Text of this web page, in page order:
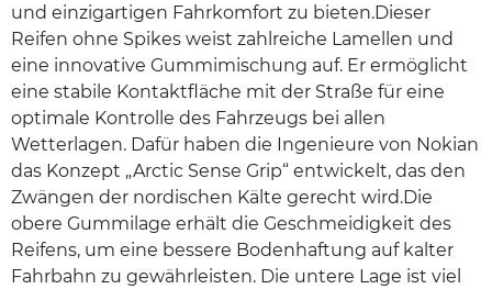
und einzigartigen Fahrkomfort zu bieten.Dieser
Reifen ohne Spikes weist zahlreiche Lamellen und
eine innovative Gummimischung auf. Er ermöglicht
eine stabile Kontaktfläche mit der Straße für eine
optimale Kontrolle des Fahrzeugs bei allen
Wetterlagen. Dafür haben die Ingenieure von Nokian
das Konzept „Arctic Sense Grip“ entwickelt, das den
Zwängen der nordischen Kälte gerecht wird.Die
obere Gummilage erhält die Geschmeidigkeit des
Reifens, um eine bessere Bodenhaftung auf kalter
Fahrbahn zu gewährleisten. Die untere Lage ist viel